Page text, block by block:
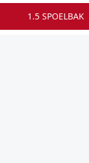
1.5 SPOELBAK